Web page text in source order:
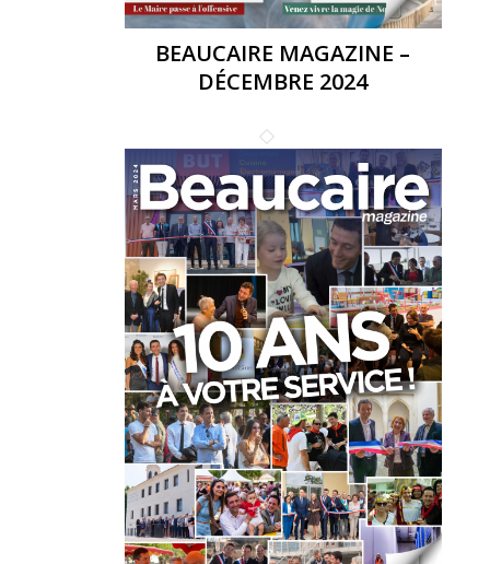
BEAUCAIRE MAGAZINE –
DÉCEMBRE 2024